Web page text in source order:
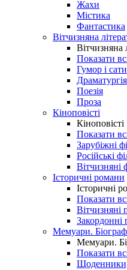
Жахи
Містика
Фантастика
Вітчизняна
Вітчизняна
Показати
Гумор і
Драматургія
Поезія
Проза
Кіноповісті
Кіноповісті
Показати
Зарубіжні
Російські
Вітчизняні
Історичні романи
Історичні
Показати
Вітчизняні
Мемуари.
Мемуари.
Показати